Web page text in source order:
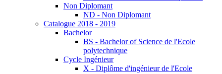
Non Diplomant
ND - Non Diplomant
Catalogue 2018 - 2019
Bachelor
BS - Bachelor of Science de l'Ecole
polytechnique
Cycle Ingénieur
X - Diplôme d'ingénieur de l'Ecole